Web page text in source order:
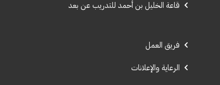
قاعة الخليل بن أحمد للتدريب عن بعد
فريق العمل
الرعاية والإعلانات